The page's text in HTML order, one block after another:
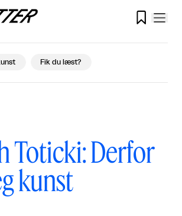

Fik du læst?
Toticki: Derfor
kunst